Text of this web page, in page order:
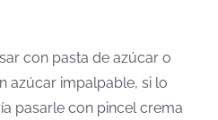
con pasta de azúcar o
azúcar impalpable, si lo
pasarle con pincel crema